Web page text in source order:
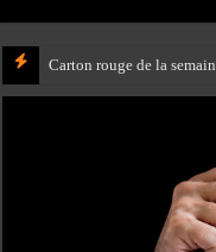
Carton rouge de la